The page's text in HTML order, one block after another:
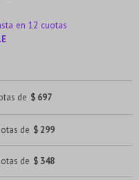
en 12 cuotas
de $ 697
de $ 299
de $ 348